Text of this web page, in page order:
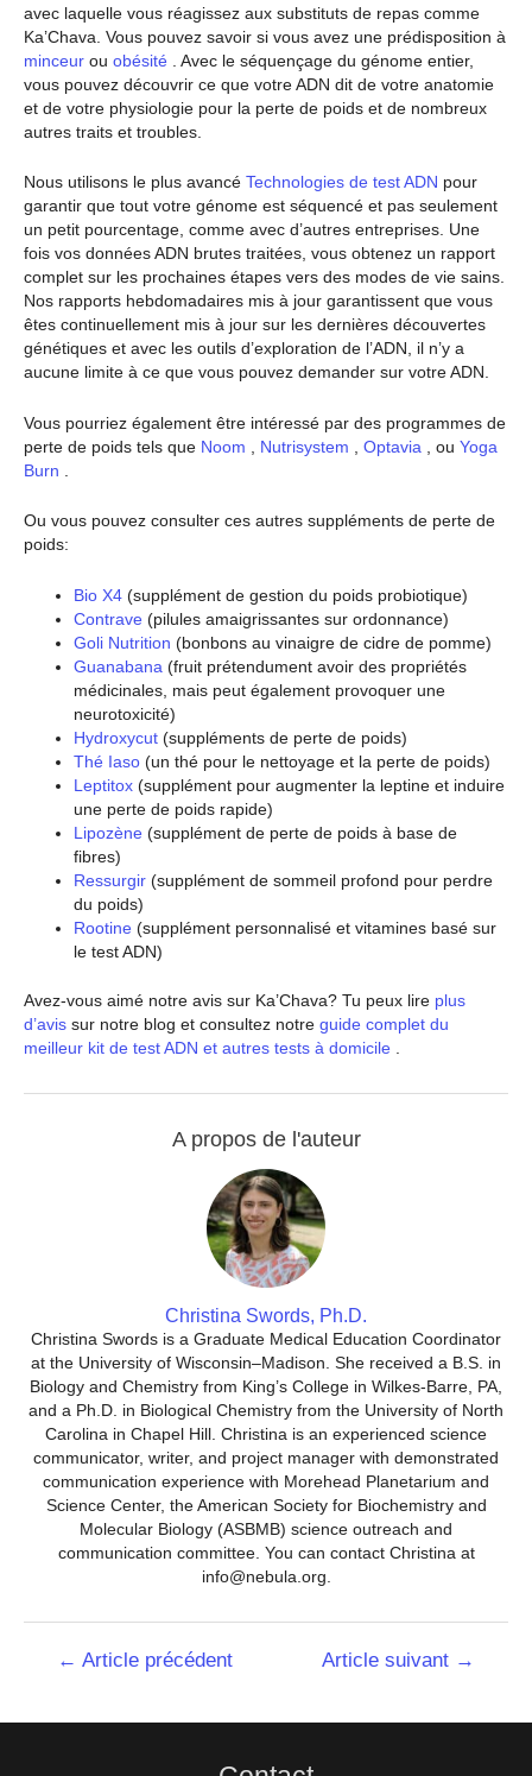
avec laquelle vous réagissez aux substituts de repas comme
Ka’Chava. Vous pouvez savoir si vous avez une prédisposition à
minceur ou obésité . Avec le séquençage du génome entier,
vous pouvez découvrir ce que votre ADN dit de votre anatomie
et de votre physiologie pour la perte de poids et de nombreux
autres traits et troubles.
Nous utilisons le plus avancé Technologies de test ADN pour
garantir que tout votre génome est séquencé et pas seulement
un petit pourcentage, comme avec d’autres entreprises. Une
fois vos données ADN brutes traitées, vous obtenez un rapport
complet sur les prochaines étapes vers des modes de vie sains.
Nos rapports hebdomadaires mis à jour garantissent que vous
êtes continuellement mis à jour sur les dernières découvertes
génétiques et avec les outils d’exploration de l’ADN, il n’y a
aucune limite à ce que vous pouvez demander sur votre ADN.
Vous pourriez également être intéressé par des programmes de
perte de poids tels que Noom Nutrisystem Optavia , ou Yoga
Burn
Ou vous pouvez consulter ces autres suppléments de perte de
poids:
Bio X4 (supplément de gestion du poids probiotique)
Contrave (pilules amaigrissantes sur ordonnance)
Goli Nutrition (bonbons au vinaigre de cidre de pomme)
Guanabana (fruit prétendument avoir des propriétés
médicinales, mais peut également provoquer une
neurotoxicité)
Hydroxycut (suppléments de perte de poids)
Thé Iaso (un thé pour le nettoyage et la perte de poids)
Leptitox (supplément pour augmenter la leptine et induire
une perte de poids rapide)
Lipozène (supplément de perte de poids à base de
fibres)
Ressurgir (supplément de sommeil profond pour perdre
du poids)
Rootine (supplément personnalisé et vitamines basé sur
le test ADN)
Avez-vous aimé notre avis sur Ka’Chava? Tu peux lire plus
d’avis sur notre blog et consultez notre guide complet du
meilleur kit de test ADN et autres tests à domicile
A propos de l'auteur
Christina Swords, Ph.D.
Christina Swords is a Graduate Medical Education Coordinator
at the University of Wisconsin–Madison. She received a B.S. in
Biology and Chemistry from King’s College in Wilkes-Barre, PA,
and a Ph.D. in Biological Chemistry from the University of North
Carolina in Chapel Hill. Christina is an experienced science
communicator, writer, and project manager with demonstrated
communication experience with Morehead Planetarium and
Science Center, the American Society for Biochemistry and
Molecular Biology (ASBMB) science outreach and
communication committee. You can contact Christina at
info@nebula.org.
Navigation
← Article précédent Article suivant →